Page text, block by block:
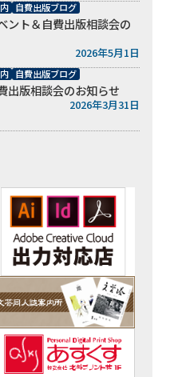
自費出版ブログ
ント＆自費出版相談会の
2026年5月1日
自費出版ブログ
出版相談会のお知らせ
2026年3月31日